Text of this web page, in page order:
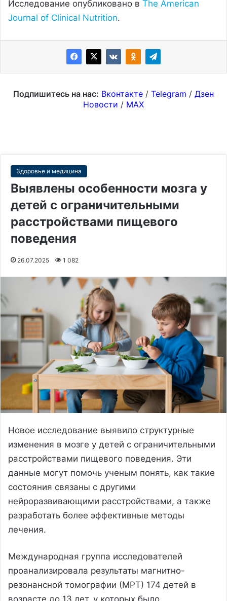
Исследование опубликовано в The American
Journal of Clinical Nutrition.
Подпишитесь на нас: Вконтакте / Telegram / Дзен
Новости / MAX